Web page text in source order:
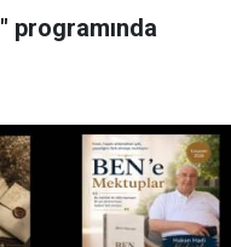
programında